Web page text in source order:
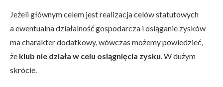
Jeżeli głównym celem jest realizacja celów statutowych
a ewentualna działalność gospodarcza i osiąganie zysków
ma charakter dodatkowy, wówczas możemy powiedzieć,
że klub nie działa w celu osiągnięcia zysku. W dużym
skrócie.